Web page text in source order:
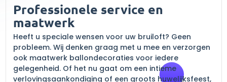
Professionele service en
maatwerk
Heeft u speciale wensen voor uw bruiloft? Geen
probleem. Wij denken graag met u mee en verzorgen
ook maatwerk ballondecoraties voor iedere
gelegenheid. Of het nu gaat om een intieme
verlovingsaankondiging of een groots huwelijksfeest,